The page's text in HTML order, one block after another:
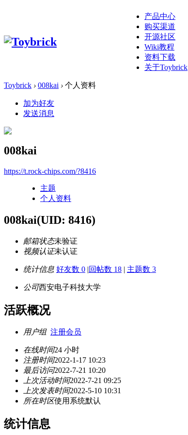
产品中心
购买渠道
开源社区
Wiki教程
资料下载
关于Toybrick
Toybrick › 008kai › 个人资料
加为好友
发送消息
008kai
https://t.rock-chips.com/?8416
主题
个人资料
008kai(UID: 8416)
邮箱状态未验证
视频认证未认证
统计信息 好友数 0 |回帖数 18 | 主题数 3
公司西安电子科技大学
活跃概况
用户组 注册会员
在线时间24 小时
注册时间2022-1-17 10:23
最后访问2022-7-21 10:20
上次活动时间2022-7-21 09:25
上次发表时间2022-5-10 10:31
所在时区使用系统默认
统计信息